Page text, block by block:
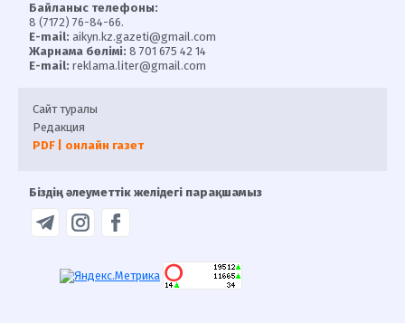
Байланыс телефоны:
8 (7172) 76-84-66.
E-mail: aikyn.kz.gazeti@gmail.com
Жарнама бөлімі: 8 701 675 42 14
E-mail: reklama.liter@gmail.com
Сайт туралы
Редакция
PDF | онлайн газет
Біздің әлеуметтік желідегі парақшамыз